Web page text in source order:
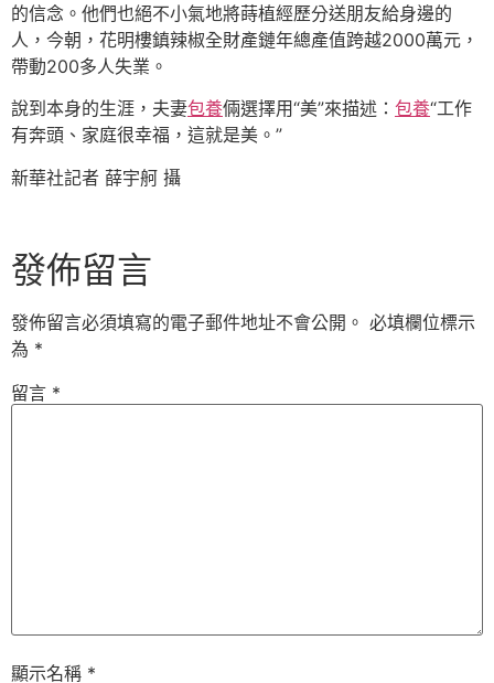
的信念。他們也絕不小氣地將蒔植經歷分送朋友給身邊的
人，今朝，花明樓鎮辣椒全財產鏈年總產值跨越2000萬元，
帶動200多人失業。
說到本身的生涯，夫妻包養倆選擇用“美”來描述： 包養“工作
有奔頭、家庭很幸福，這就是美。”
新華社記者 薛宇舸 攝
發佈留言
發佈留言必須填寫的電子郵件地址不會公開。 必填欄位標示
為 *
留言 *
顯示名稱 *